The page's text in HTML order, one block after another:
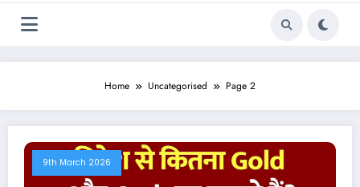
Home Uncategorised Page 2
9th March 2026